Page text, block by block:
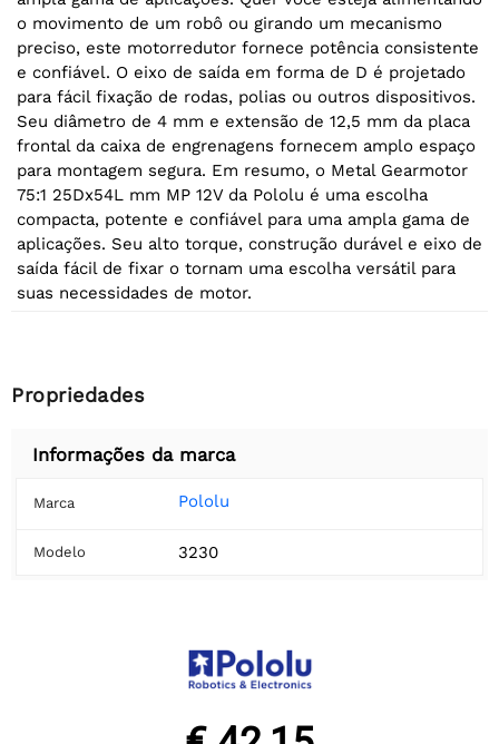
o movimento de um robô ou girando um mecanismo
preciso, este motorredutor fornece potência consistente
e confiável. O eixo de saída em forma de D é projetado
para fácil fixação de rodas, polias ou outros dispositivos.
Seu diâmetro de 4 mm e extensão de 12,5 mm da placa
frontal da caixa de engrenagens fornecem amplo espaço
para montagem segura. Em resumo, o Metal Gearmotor
75:1 25Dx54L mm MP 12V da Pololu é uma escolha
compacta, potente e confiável para uma ampla gama de
aplicações. Seu alto torque, construção durável e eixo de
saída fácil de fixar o tornam uma escolha versátil para
suas necessidades de motor.
Propriedades
Informações da marca
Marca Pololu
Modelo 3230